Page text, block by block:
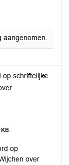
op schriftelijke
KB
op
over